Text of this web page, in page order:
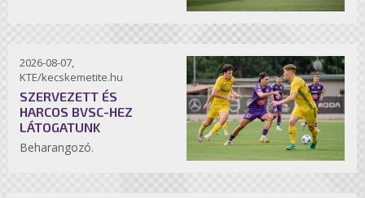
2026-08-07,
KTE/kecskemetite.hu
SZERVEZETT ÉS
HARCOS BVSC-HEZ
LÁTOGATUNK
Beharangozó.